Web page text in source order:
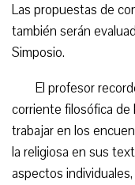
Las propuestas de
también serán
Simposio.
El profesor
corriente filosófica de
trabajar en los
la religiosa en sus
aspectos